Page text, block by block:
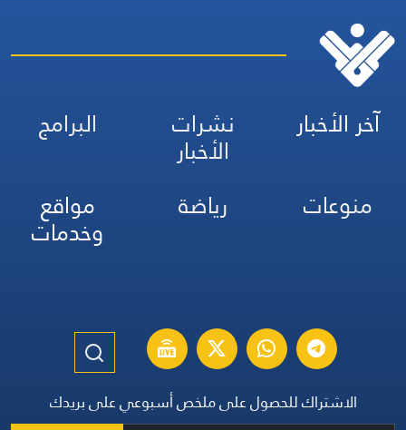
آخر الأخبار نشرات
الأخبار
البرامج
منوعات
رياضة مواقع
وخدمات
الاشتراك للحصول على ملخص أسبوعي على بريدك